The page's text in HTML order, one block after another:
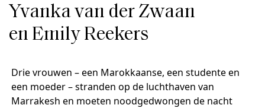
Yvanka van der Zwaan
en Emily Reekers
Drie vrouwen – een Marokkaanse, een studente en
een moeder – stranden op de luchthaven van
Marrakesh en moeten noodgedwongen de nacht